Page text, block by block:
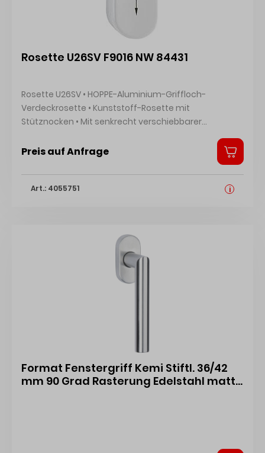
Rosette U26SV F9016 NW 84431
Rosette U26SV • HOPPE-Aluminium-Griffloch-
Verdeckrosette • Kunststoff-Rosette mit
Stütznocken • Mit senkrecht verschiebbarer
13, 35260 Stadtallendorf, DE, +4964289320,
Preis auf Anfrage
Art.: 4055751 i
Format Fenstergriff Kemi Stiftl. 36/42
mm 90 Grad Rasterung Edelstahl matt